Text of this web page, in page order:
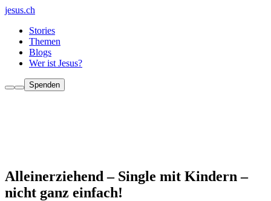
jesus.ch
Stories
Themen
Blogs
Wer ist Jesus?
Spenden
Alleinerziehend – Single mit Kindern –
nicht ganz einfach!